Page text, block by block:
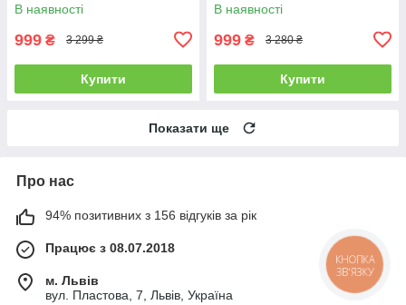
В наявності
999 ₴ 3 299 ₴
Купити
В наявності
999 ₴ 3 280 ₴
Купити
Показати ще
Про нас
94% позитивних з 156 відгуків за рік
Працює з 08.07.2018
м. Львів
вул. Пластова, 7, Львів, Україна
КНОПКА
ЗВ'ЯЗКУ